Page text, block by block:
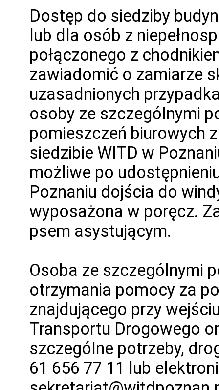
Dostęp do siedziby
lub dla osób z
połączonego z
zawiadomić o zamiarze
uzasadnionych
osoby ze szczególnymi
pomieszczeń biurowych
siedzibie WITD w
możliwe po
Poznaniu dojścia do
wyposażona w poręcz.
psem asystującym.
Osoba ze szczególnymi
otrzymania pomocy za
znajdującego przy
Transportu Drogowego
szczególne potrzeby,
61 656 77 11 lub